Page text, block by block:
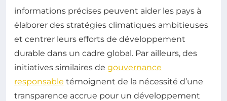
informations précises peuvent aider les pays à
élaborer des stratégies climatiques ambitieuses
et centrer leurs efforts de développement
durable dans un cadre global. Par ailleurs, des
initiatives similaires de gouvernance
responsable témoignent de la nécessité d’une
transparence accrue pour un développement